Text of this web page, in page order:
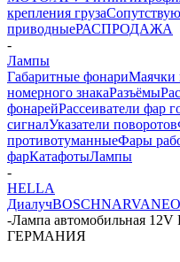
крепления груза
приводныеРАСПРОДАЖА
-
Лампы
Габаритные фонариМаячки
номерного знакаРазъёмы
фонарейРассеиватели фар
сигналУказатели поворотов
противотуманныеФары
фарКатафотыЛампы
-
HELLA
ДиалучBOSCHNARVA
-Лампа автомобильная
ГЕРМАНИЯ